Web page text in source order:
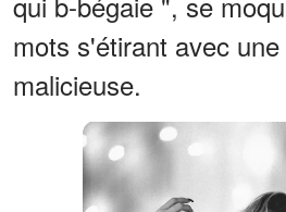
mots s'étirant avec
malicieuse.